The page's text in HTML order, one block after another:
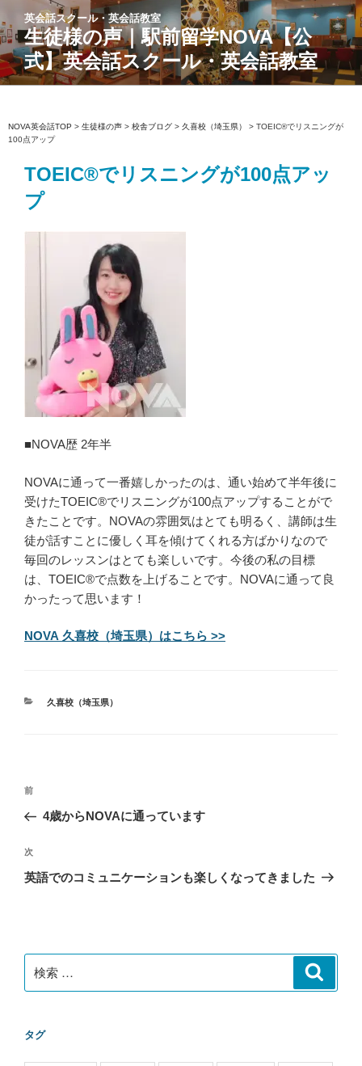
ン
テ
ン
ツ
ス
キ
英会話スクール・英会話教室
生徒様の声｜駅前留学NOVA【公
式】英会話スクール・英会話教室
NOVA英会話TOP > 生徒様の声 > 校舎ブログ > 久喜校（埼玉県） > TOEIC®でリスニングが
100点アップ
TOEIC®でリスニングが100点アッ
プ
■NOVA歴 2年半
NOVAに通って一番嬉しかったのは、通い始めて半年後に
受けたTOEIC®でリスニングが100点アップすることがで
きたことです。NOVAの雰囲気はとても明るく、講師は生
徒が話すことに優しく耳を傾けてくれる方ばかりなので
毎回のレッスンはとても楽しいです。今後の私の目標
は、TOEIC®で点数を上げることです。NOVAに通って良
かったって思います！
NOVA 久喜校（埼玉県）はこちら >>
カ
久喜校（埼玉県）
投
ナ
ビ
ゲ
ン
過
去
投
稿
前
4歳からNOVAに通っています
次
の
次
英語でのコミュニケーションも楽しくなってきました
索:
タグ